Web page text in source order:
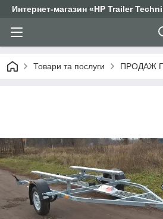
Интернет-магазин «HP Trailer
Товари та послуги ПРОДАЖ